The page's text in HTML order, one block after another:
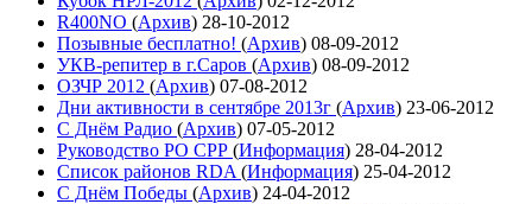
R400NO (Архив) 28-10-2012
Позывные бесплатно! (Архив) 08-09-2012
УКВ-репитер в г.Саров (Архив) 08-09-2012
ОЗЧР 2012 (Архив) 07-08-2012
Дни активности в сентябре 2013г (Архив) 23-06-2012
С Днём Радио (Архив) 07-05-2012
Руководство РО СРР (Информация) 28-04-2012
Список районов RDA (Информация) 25-04-2012
С Днём Победы (Архив) 24-04-2012